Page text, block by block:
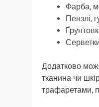
Фарба,
Пензлі,
Додатково
тканина чи
трафаретами,